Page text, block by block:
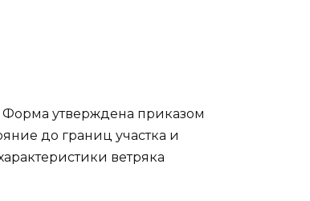
утверждена приказом
до границ участка и
ветряка